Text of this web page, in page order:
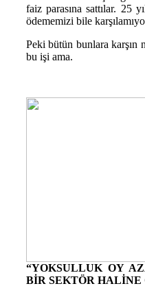
faiz parasına sattılar. 25
ödememizi bile
Peki bütün bunlara karşın
bu işi ama.
“YOKSULLUK OY
BİR SEKTÖR HALİNE